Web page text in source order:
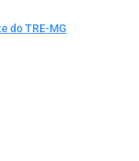
do TRE-MG